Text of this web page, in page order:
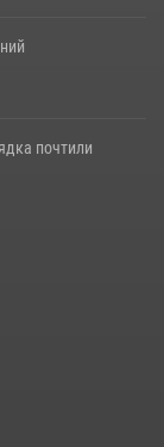
почтили